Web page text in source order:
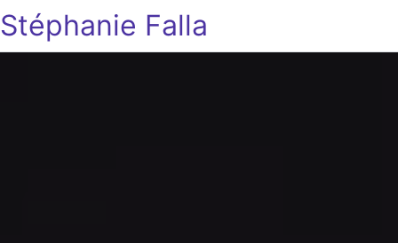
Stéphanie Falla